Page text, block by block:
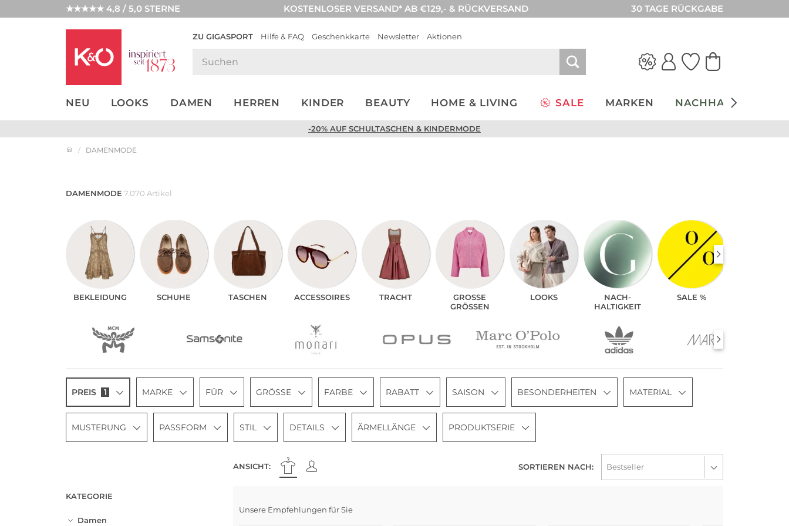
★★★★★ 4,8 / 5,0 STERNE KOSTENLOSER VERSAND* AB €129,- & RÜCKVERSAND 30 TAGE RÜCKGABE
ZU GIGASPORT Hilfe & FAQ Geschenkkarte Newsletter Aktionen
NEU LOOKS DAMEN HERREN KINDER BEAUTY HOME & LIVING SALE MARKEN NACHHALTIGKEIT
NEW IN
WEDDING
-20% AUF SCHULTASCHEN & KINDERMODE
DAMENMODE
DAMENMODE 7.070 Artikel
BEKLEI­DUNG SCHUHE TASCHEN ACCES­SOIRES TRACHT
GROSSE G
RÖSSEN
LOOKS
NACH­
HALTIGKEIT
SALE %
PREIS 1 MARKE FÜR GRÖSSE FARBE RABATT SAISON BESONDERHEITEN MATERIAL
MUSTERUNG PASSFORM STIL DETAILS ÄRMELLÄNGE PRODUKTSERIE
ANSICHT: SORTIEREN NACH:
KATEGORIE
Damen
Unsere Empfehlungen für Sie